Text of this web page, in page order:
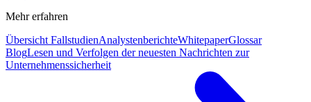
Mehr erfahren
Übersicht FallstudienAnalystenberichteWhitepaperGlossar
BlogLesen und Verfolgen der neuesten Nachrichten zur
Unternehmenssicherheit